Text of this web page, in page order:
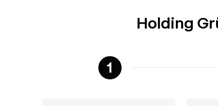
Holding
1